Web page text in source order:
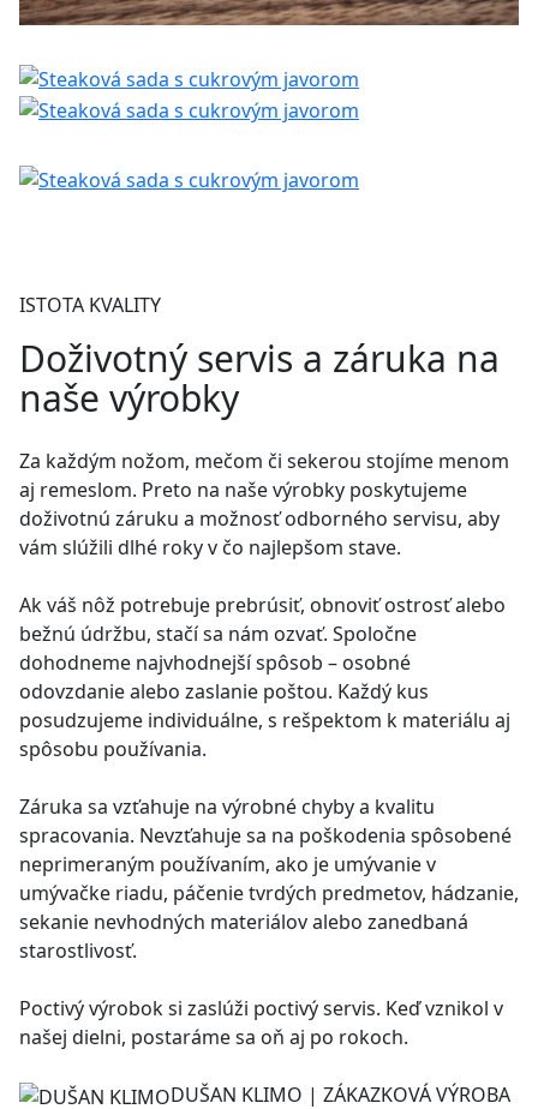
ISTOTA KVALITY
Doživotný servis a záruka na
naše výrobky
Za každým nožom, mečom či sekerou stojíme menom
aj remeslom. Preto na naše výrobky poskytujeme
doživotnú záruku a možnosť odborného servisu, aby
vám slúžili dlhé roky v čo najlepšom stave.
Ak váš nôž potrebuje prebrúsiť, obnoviť ostrosť alebo
bežnú údržbu, stačí sa nám ozvať. Spoločne
dohodneme najvhodnejší spôsob – osobné
odovzdanie alebo zaslanie poštou. Každý kus
posudzujeme individuálne, s rešpektom k materiálu aj
spôsobu používania.
Záruka sa vzťahuje na výrobné chyby a kvalitu
spracovania. Nevzťahuje sa na poškodenia spôsobené
neprimeraným používaním, ako je umývanie v
umývačke riadu, páčenie tvrdých predmetov, hádzanie,
sekanie nevhodných materiálov alebo zanedbaná
starostlivosť.
Poctivý výrobok si zaslúži poctivý servis. Keď vznikol v
našej dielni, postaráme sa oň aj po rokoch.
DUŠAN KLIMO | ZÁKAZKOVÁ VÝROBA